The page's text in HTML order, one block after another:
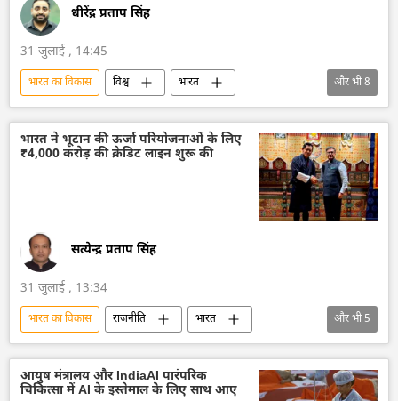
धीरेंद्र प्रताप सिंह
31 जुलाई , 14:45
भारत का विकास विश्व
भारत
आत्मनिर्भर भारत
भारत सरकार
दिल्ली
सैन्य तकनीक
तकनीकी विकास
सैन्य तकनीकी सहयोग
भारतीय सशस्‍त्र सेनाएँ
और भी8
भारत ने भूटान की ऊर्जा परियोजनाओं के लिए
₹4,000 करोड़ की क्रेडिट लाइन शुरू की
सत्येन्द्र प्रताप सिंह
31 जुलाई , 13:34
भारत का विकास राजनीति
भारत
भारत सरकार
भारत का विदेश मंत्रालय (MEA)
भूटान
राजनीतिक और आर्थिक स्वतंत्रता
और भी5
आयुष मंत्रालय और IndiaAI पारंपरिक
चिकित्सा में AI के इस्तेमाल के लिए साथ आए